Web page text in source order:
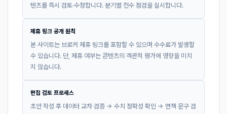
텐츠를 즉시 검토·수정합니다. 분기별 전수 점검을 실시합니다.
제휴 링크 공개 원칙
본 사이트는 브로커 제휴 링크를 포함할 수 있으며 수수료가 발생할
수 있습니다. 단, 제휴 여부는 콘텐츠의 객관적 평가에 영향을 미치
지 않습니다.
편집 검토 프로세스
초안 작성 후 데이터 교차 검증 → 수치 정확성 확인 → 면책 문구 검